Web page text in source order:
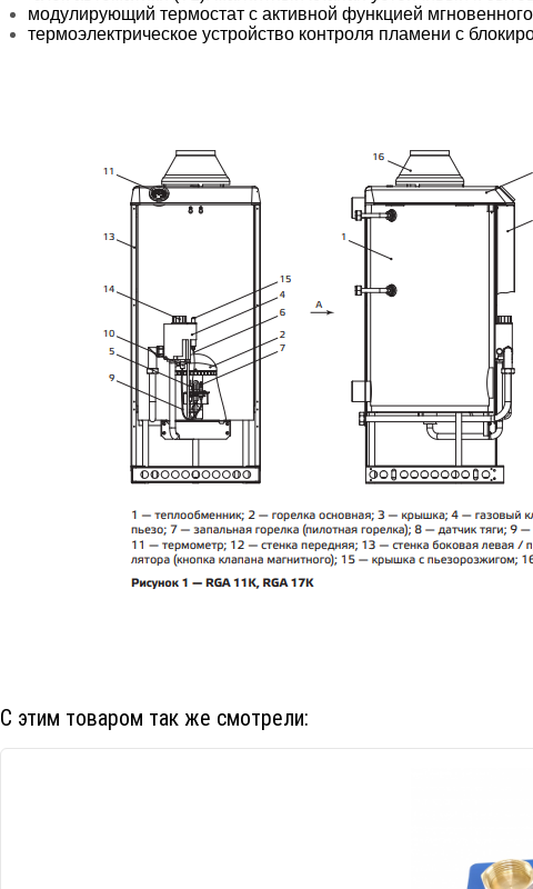
модулирующий термостат с активной функцией
термоэлектрическое устройство контроля пламени с
С этим товаром так же смотрели: